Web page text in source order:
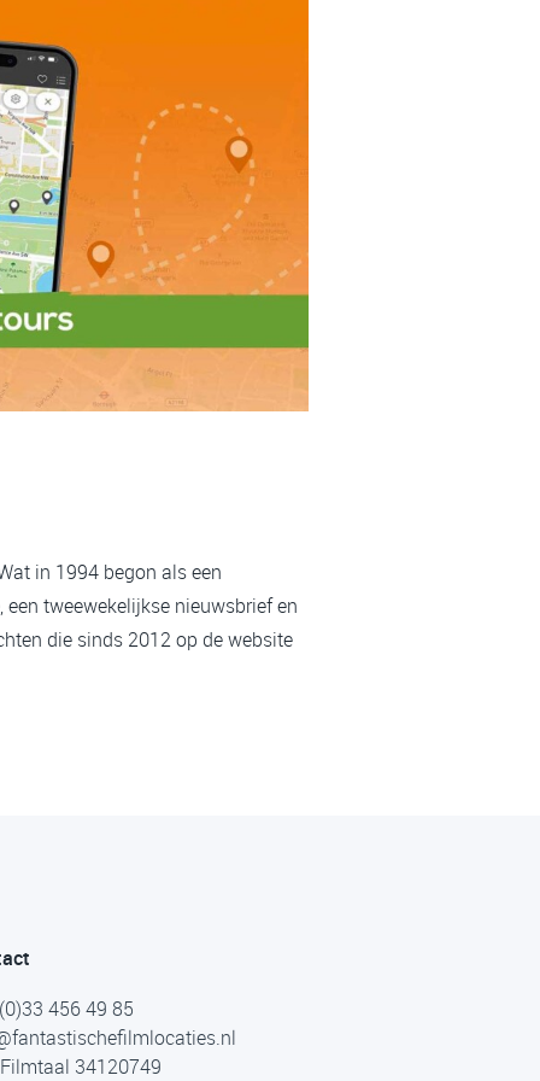
in 1994 begon als een
tweewekelijkse nieuwsbrief en
die sinds 2012 op de website
456 49 85
34120749